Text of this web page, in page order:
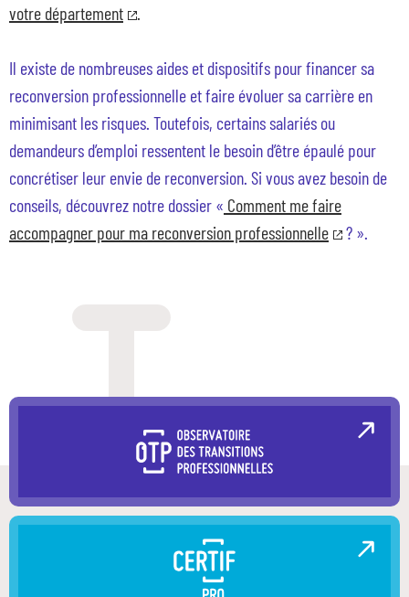
votre département
Il existe de nombreuses aides et dispositifs pour financer sa
reconversion professionnelle et faire évoluer sa carrière en
minimisant les risques. Toutefois, certains salariés ou
demandeurs d’emploi ressentent le besoin d’être épaulé pour
concrétiser leur envie de reconversion. Si vous avez besoin de
conseils, découvrez notre dossier « Comment me faire
accompagner pour ma reconversion professionnelle
? ».